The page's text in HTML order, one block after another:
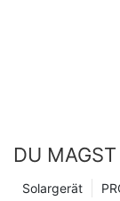
DU
Solargerät